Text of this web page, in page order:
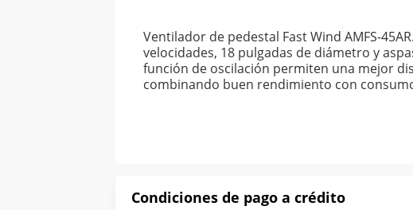
Ventilador de pedestal Fast Wind AMFS-
velocidades, 18 pulgadas de diámetro y
función de oscilación permiten una mejor
combinando buen rendimiento con
Condiciones de pago a crédito